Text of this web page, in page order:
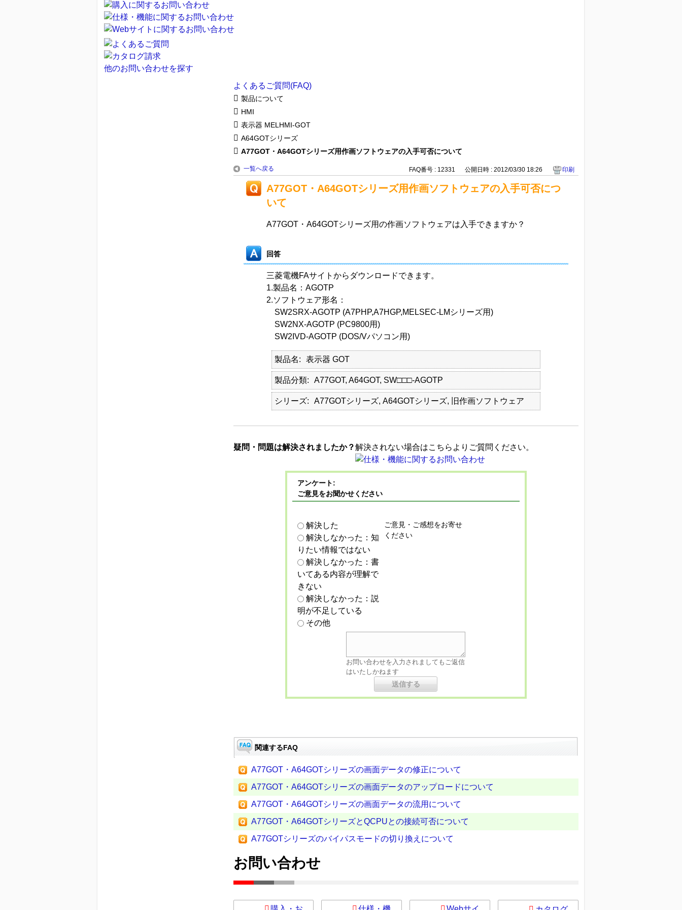
他のお問い合わせを探す
よくあるご質問(FAQ)
製品について
HMI
表示器 MELHMI-GOT
A64GOTシリーズ
A77GOT・A64GOTシリーズ用作画ソフトウェアの入手可否について
一覧へ戻る FAQ番号 : 12331 公開日時 : 2012/03/30 18:26 印刷
A77GOT・A64GOTシリーズ用作画ソフトウェアの入手可否につ
いて
A77GOT・A64GOTシリーズ用の作画ソフトウェアは入手できますか？
回答
三菱電機FAサイトからダウンロードできます。
1.製品名：AGOTP
2.ソフトウェア形名：
SW2SRX-AGOTP (A7PHP,A7HGP,MELSEC-LMシリーズ用)
SW2NX-AGOTP (PC9800用)
SW2IVD-AGOTP (DOS/Vパソコン用)
製品名 表示器 GOT
製品分類 A77GOT, A64GOT, SW□□□-AGOTP
シリーズ A77GOTシリーズ, A64GOTシリーズ, 旧作画ソフトウェア
疑問・問題は解決されましたか？解決されない場合はこちらよりご質問ください。
アンケート:
ご意見をお聞かせください
解決した
解決しなかった：知
りたい情報ではない
解決しなかった：書
いてある内容が理解で
きない
解決しなかった：説
明が不足している
その他
ご意見・ご感想をお寄せ
ください
お問い合わせを入力されましてもご返信
はいたしかねます
関連するFAQ
A77GOT・A64GOTシリーズの画面データの修正について
A77GOT・A64GOTシリーズの画面データのアップロードについて
A77GOT・A64GOTシリーズの画面データの流用について
A77GOT・A64GOTシリーズとQCPUとの接続可否について
A77GOTシリーズのバイパスモードの切り換えについて
お問い合わせ